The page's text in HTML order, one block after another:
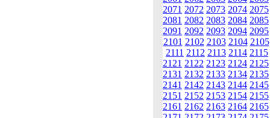
2071 2072 2073 2074 2075
2081 2082 2083 2084 2085
2091 2092 2093 2094 2095
2101 2102 2103 2104 2105
2111 2112 2113 2114 2115
2121 2122 2123 2124 2125
2131 2132 2133 2134 2135
2141 2142 2143 2144 2145
2151 2152 2153 2154 2155
2161 2162 2163 2164 2165